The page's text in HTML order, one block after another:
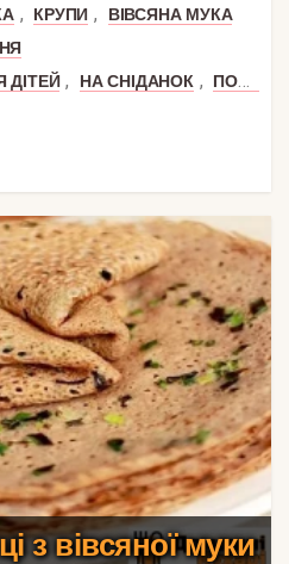
, КРУПИ ,
ВІВСЯНА МУКА
ДІТЕЙ , НА СНІДАНОК ,
ПОЛУДЕНЬ
з вівсяної муки